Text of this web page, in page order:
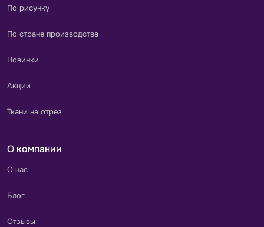
По рисунку
По стране производства
Новинки
Акции
Ткани на отрез
О компании
О нас
Блог
Отзывы